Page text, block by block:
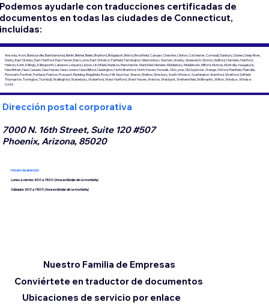
Podemos ayudarle con traducciones certificadas de
documentos en todas las ciudades de Connecticut,
incluidas:
Ansonia, Avon, Barbourville, Barkhamsted, Berlín, Bethel, Belén, Branford, Bridgeport, Bristol, Brookfield, Canaan, Cheshire, Clinton, Colchester, Cornwall, Danbury, Darien, Deep River,
Derby, East Granby, East Hartford, East Haven, East Lyme, East Windsor, Fairfield, Farmington, Glastonbury, Goshen, Granby, Greenwich, Groton, Guilford, Hamden, Hartford,
Hebron, Kent, Killingly, Killingworth, Lebanon, Ledyard, Lisbon, Litchfield, Madison, Manchester, Mansfield, Meriden, Middlebury, Middletown, Milford, Monroe, Montville, Naugatuck,
New Britain, New Canaan, New Haven, New London, New Milford, Newington, North Branford, North Haven, Norwalk, Old Lyme, Old Saybrook, Orange, Oxford, Plainfield, Plainville,
Plymouth, Pomfret, Portland, Preston, Prospect, Redding, Ridgefield, Rocky Hill, Seymour, Sharon, Shelton, Simsbury, South Windsor, Southington, Stamford, Stratford, Suffield,
Thomaston, Torrington, Trumbull, Wallingford, Waterbury, Waterford, West Hartford, West Haven, Weston, Westport, Wethersfield, Willimantic, Wilton, Windsor, Windsor
Locks.
Dirección postal corporativa
7000 N. 16th Street, Suite 120 #507
Phoenix, Arizona, 85020
Horario de atención
Lunes a viernes 9:00 a 18:00 (hora estándar de la montaña)
Sábados 9:00 a 18:00 (hora estándar de la montaña)
Conviértete en traductor de documentos
Ubicaciones de servicio por enlace
Nuestro Familia de Empresas